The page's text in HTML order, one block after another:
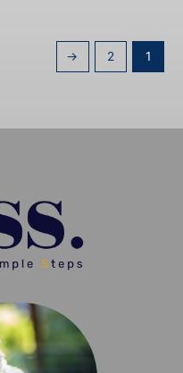
1
2
←